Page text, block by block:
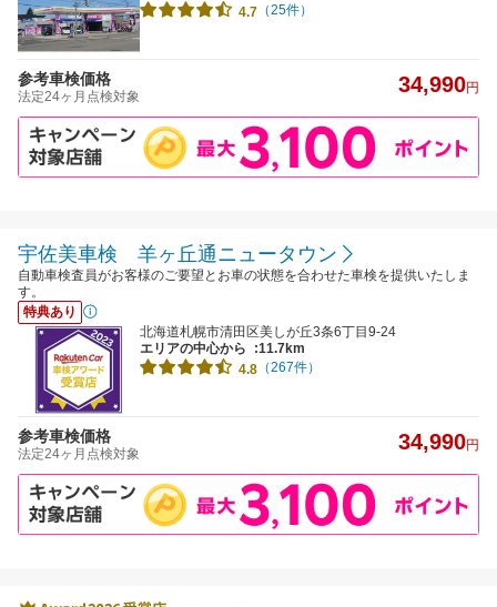
4.7 （25件）
参考車検価格
法定24ヶ月点検対象 34,990円
宇佐美車検 羊ヶ丘通ニュータウン
自動車検査員がお客様のご要望とお車の状態を合わせた車検を提供いたしま
す。
特典あり
北海道札幌市清田区美しが丘3条6丁目9-24
エリアの中心から
:11.7km
4.8 （267件）
参考車検価格
法定24ヶ月点検対象 34,990円